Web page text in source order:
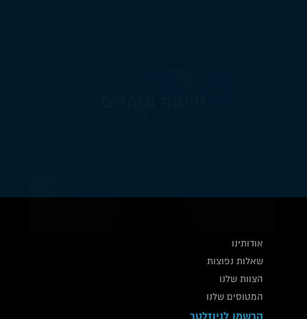
אודותינו
שאלות נפוצות
הצוות שלנו
המטוסים שלנו